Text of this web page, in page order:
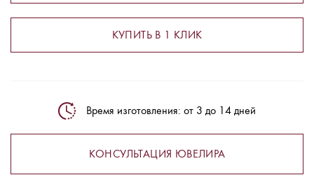
КУПИТЬ В 1 КЛИК
Время изготовления: от 3 до 14 дней
КОНСУЛЬТАЦИЯ ЮВЕЛИРА